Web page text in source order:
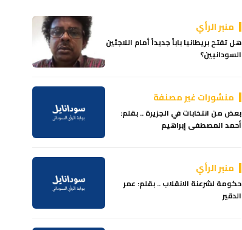
منبر الرأي
هل تفتح بريطانيا باباً جديداً أمام اللاجئين
السودانيين؟
منشورات غير مصنفة
بعض من انتخابات في الجزيرة .. بقلم:
أحمد المصطفى إبراهيم
منبر الرأي
حكومة لشرعنة الانقلاب .. بقلم: عمر
الدقير